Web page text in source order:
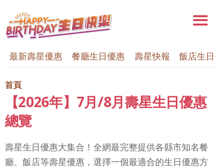
最新壽星優惠 餐廳生日優惠 壽星快報 飯店生日
首頁
【2026年】7月/8月壽星生日優惠
總覽
壽星生日優惠大集合！全網最完整提供各縣市知名餐
廳、飯店等壽星優惠，選擇一個最適合的生日優惠方